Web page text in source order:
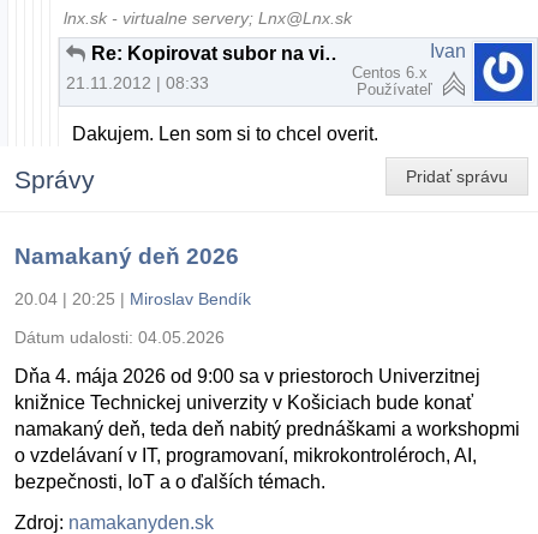
lnx.sk - virtualne servery; Lnx@Lnx.sk
Re: Kopirovat subor na viacere servery
21.11.2012 | 08:33
Ivan
Centos 6.x
Používateľ
Dakujem. Len som si to chcel overit.
Pridať správu
Správy
Namakaný deň 2026
20.04 | 20:25 | Miroslav Bendík
Dátum udalosti: 04.05.2026
Dňa 4. mája 2026 od 9:00 sa v priestoroch Univerzitnej
knižnice Technickej univerzity v Košiciach bude konať
namakaný deň, teda deň nabitý prednáškami a workshopmi
o vzdelávaní v IT, programovaní, mikrokontroléroch, AI,
bezpečnosti, IoT a o ďalších témach.
Zdroj: namakanyden.sk